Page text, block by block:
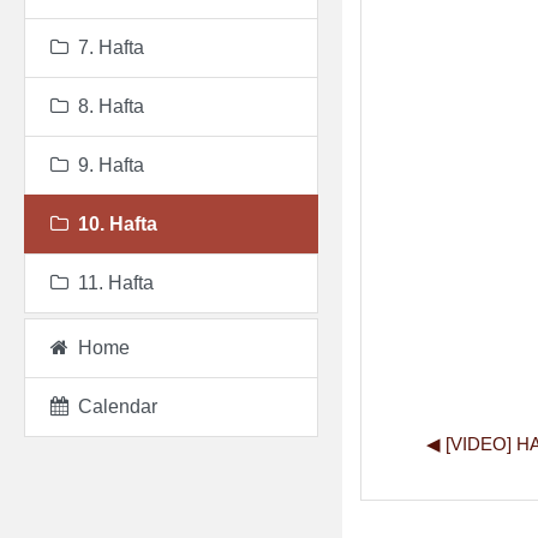
◀︎ [VIDEO]
7. Hafta
8. Hafta
9. Hafta
10. Hafta
11. Hafta
Home
Calendar